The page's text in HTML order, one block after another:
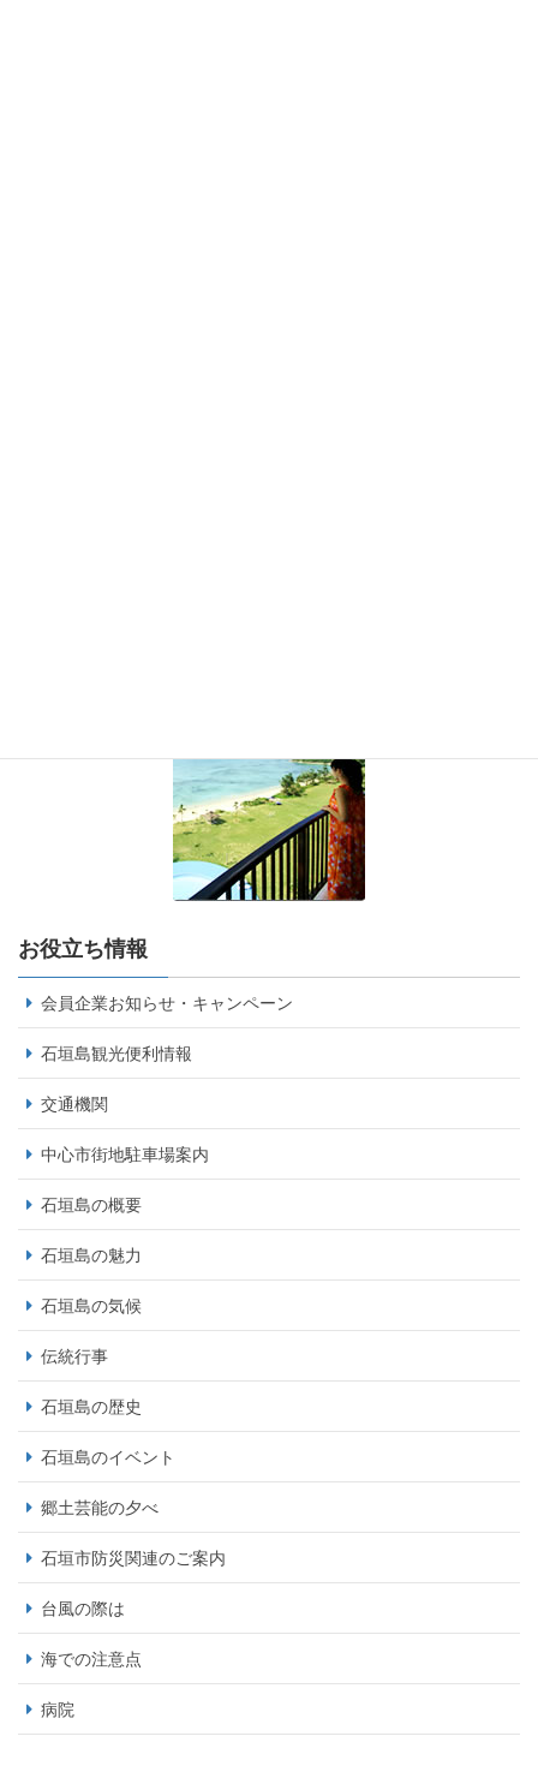
お役立ち情報
会員企業お知らせ・キャンペーン
石垣島観光便利情報
交通機関
中心市街地駐車場案内
石垣島の概要
石垣島の魅力
石垣島の気候
伝統行事
石垣島の歴史
石垣島のイベント
郷土芸能の夕べ
石垣市防災関連のご案内
台風の際は
海での注意点
病院